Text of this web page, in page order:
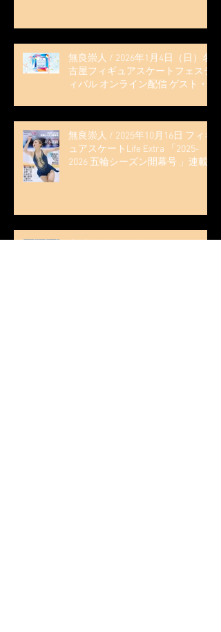
無良崇人 / 2026年1月4日（日）名
古屋フィギュアスケートフェステ
ィバル オンライン配信 ゲスト・
無良崇人 / 2025年10月16日 フィギ
ュアスケートLife Extra 「2025-
2026 五輪シーズン開幕号 」連載